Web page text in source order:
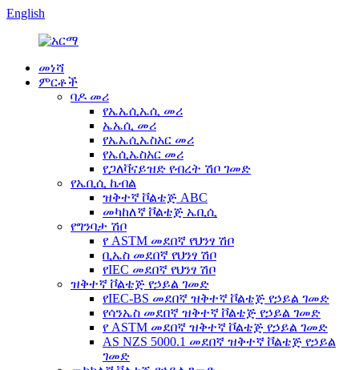
English
መነሻ
ምርቶች
ባዶ መሪ
የኤኤሲኤሲ መሪ
ኤኤሲ መሪ
የኤኤሲኤስአር መሪ
የኤሲኤስአር መሪ
የጋለቫናይዝድ የብረት ሽቦ ገመድ
የኤቢሲ ኬብል
ዝቅተኛ ቮልቴጅ ABC
መካከለኛ ቮልቴጅ ኤቢሲ
የግንባታ ሽቦ
የ ASTM መደበኛ የህንፃ ሽቦ
ቢኤስ መደበኛ የህንፃ ሽቦ
የIEC መደበኛ የህንፃ ሽቦ
ዝቅተኛ ቮልቴጅ የኃይል ገመድ
የIEC-BS መደበኛ ዝቅተኛ ቮልቴጅ የኃይል ገመድ
የሳንኤስ መደበኛ ዝቅተኛ ቮልቴጅ የኃይል ገመድ
የ ASTM መደበኛ ዝቅተኛ ቮልቴጅ የኃይል ገመድ
AS NZS 5000.1 መደበኛ ዝቅተኛ ቮልቴጅ የኃይል
ገመድ